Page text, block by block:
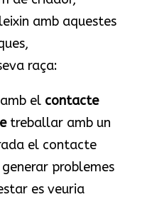
amb aquestes
raça:
el contacte
treballar amb un
el contacte
problemes
es veuria